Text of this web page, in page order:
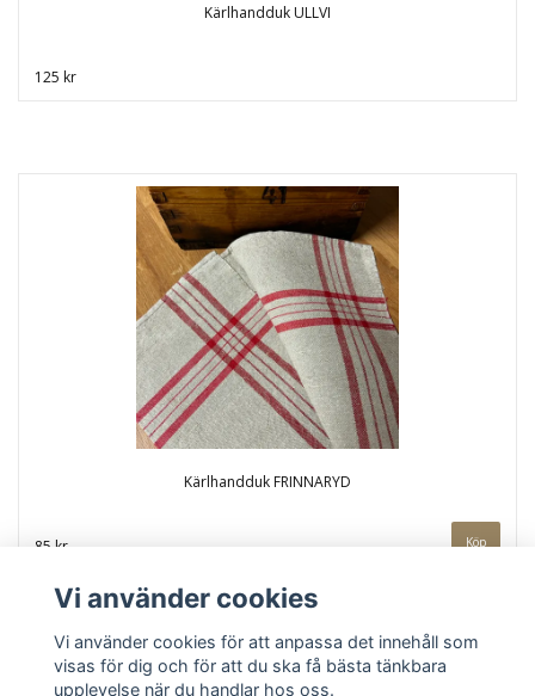
Kärlhandduk ULLVI
125 kr
Kärlhandduk FRINNARYD
85 kr
Vi använder cookies
Vi använder cookies för att anpassa det innehåll som
visas för dig och för att du ska få bästa tänkbara
upplevelse när du handlar hos oss.